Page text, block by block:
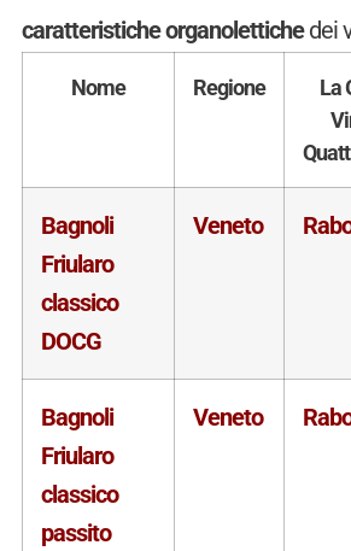
caratteristiche organolettichedei
Nome Regione
La
Bagnoli
Friularo
classico
DOCG
Veneto
Bagnoli
Friularo
classico
passito
Veneto